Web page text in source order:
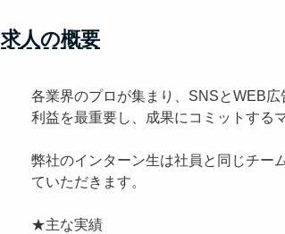
求人の概要
各業界のプロが集まり、SNSとWEB広
利益を最重要し、成果にコミットする
弊社のインターン生は社員と同じチー
ていただきます。
★主な実績